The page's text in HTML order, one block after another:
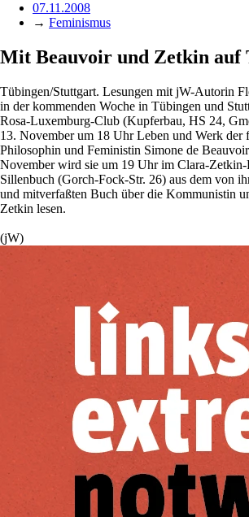
07.11.2008
→ Feminismus
Mit Beauvoir und Zetkin auf
Tübingen/Stuttgart. Lesungen mit jW-Autorin
in der kommenden Woche in Tübingen und
Rosa-Luxemburg-Club (Kupferbau, HS 24,
13. November um 18 Uhr Leben und Werk der
Philosophin und Feministin Simone de
November wird sie um 19 Uhr im Clara-Zetkin-
Sillenbuch (Gorch-Fock-Str. 26) aus dem von
und mitverfaßten Buch über die Kommunistin
Zetkin lesen.
(jW)